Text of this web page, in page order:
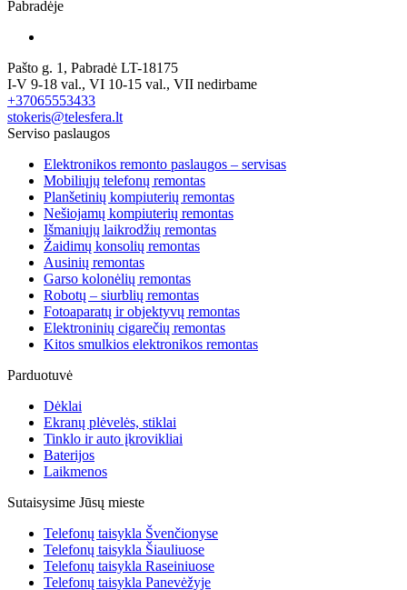
Pabradėje
Pašto g. 1, Pabradė LT-18175
I-V 9-18 val., VI 10-15 val., VII nedirbame
+37065553433
stokeris@telesfera.lt
Serviso paslaugos
Elektronikos remonto paslaugos – servisas
Mobiliųjų telefonų remontas
Planšetinių kompiuterių remontas
Nešiojamų kompiuterių remontas
Išmaniųjų laikrodžių remontas
Žaidimų konsolių remontas
Ausinių remontas
Garso kolonėlių remontas
Robotų – siurblių remontas
Fotoaparatų ir objektyvų remontas
Elektroninių cigarečių remontas
Kitos smulkios elektronikos remontas
Parduotuvė
Dėklai
Ekranų plėvelės, stiklai
Tinklo ir auto įkrovikliai
Baterijos
Laikmenos
Sutaisysime Jūsų mieste
Telefonų taisykla Švenčionyse
Telefonų taisykla Šiauliuose
Telefonų taisykla Raseiniuose
Telefonų taisykla Panevėžyje